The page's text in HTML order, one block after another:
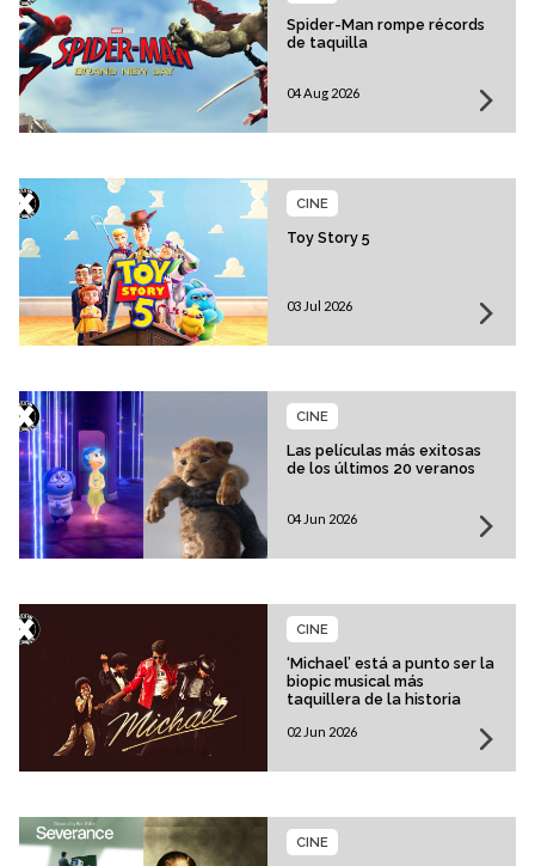
Spider-Man rompe récords
de taquilla
04 Aug 2026
Toy Story 5
CINE
03 Jul 2026
Las películas más exitosas
de los últimos 20 veranos
CINE
04 Jun 2026
‘Michael’ está a punto ser la
biopic musical más
taquillera de la historia
CINE
02 Jun 2026
CINE